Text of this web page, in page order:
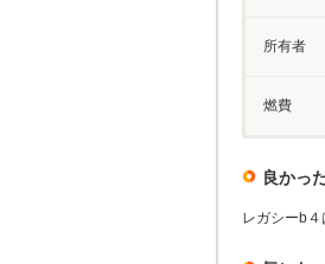
所有者
燃費
良かっ
レガシーb